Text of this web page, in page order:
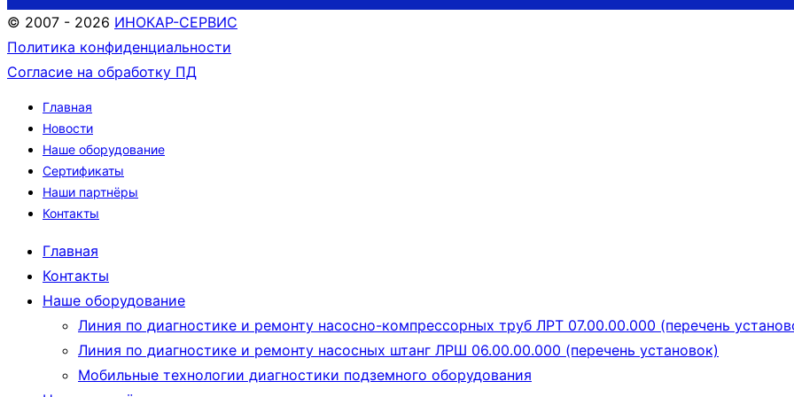
© 2007 - 2026 ИНОКАР-СЕРВИС
Политика конфиденциальности
Согласие на обработку ПД
Главная
Новости
Наше оборудование
Сертификаты
Наши партнёры
Контакты
Главная
Контакты
Наше оборудование
Линия по диагностике и ремонту насосно-компрессорных труб ЛРТ 07.00.00.000 (перечень
Линия по диагностике и ремонту насосных штанг ЛРШ 06.00.00.000 (перечень установок)
Мобильные технологии диагностики подземного оборудования